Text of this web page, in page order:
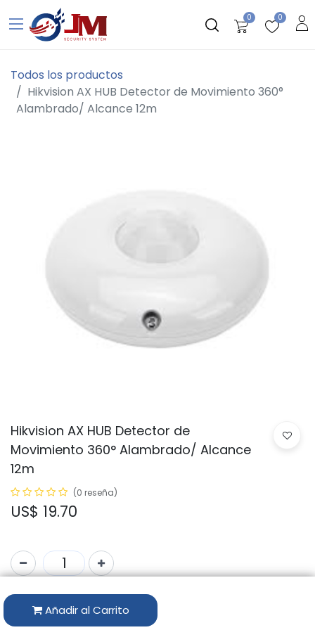
0 0
Todos los productos
Hikvision AX HUB Detector de Movimiento 360°
Alambrado/ Alcance 12m
Hikvision AX HUB Detector de
Movimiento 360° Alambrado/ Alcance
12m
(0 reseña)
US$ 19.70
Añadir al Carrito
Marca:HIKVISION